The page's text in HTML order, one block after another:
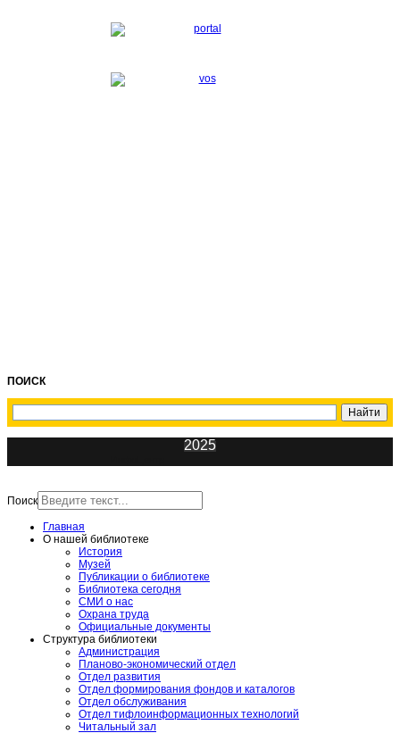
ПОИСК
2025
Поиск
Главная
О нашей библиотеке
История
Музей
Публикации о библиотеке
Библиотека сегодня
СМИ о нас
Охрана труда
Официальные документы
Структура библиотеки
Администрация
Планово-экономический отдел
Отдел развития
Отдел формирования фондов и каталогов
Отдел обслуживания
Отдел тифлоинформационных технологий
Читальный зал